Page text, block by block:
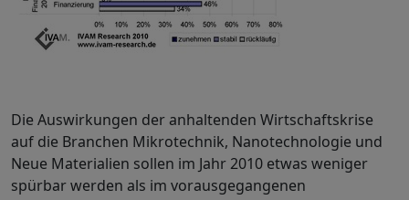
Die Auswirkungen der anhaltenden Wirtschaftskrise
auf die Branchen Mikrotechnik, Nanotechnologie und
Neue Materialien sollen im Jahr 2010 etwas weniger
spürbar werden als im vorausgegangenen